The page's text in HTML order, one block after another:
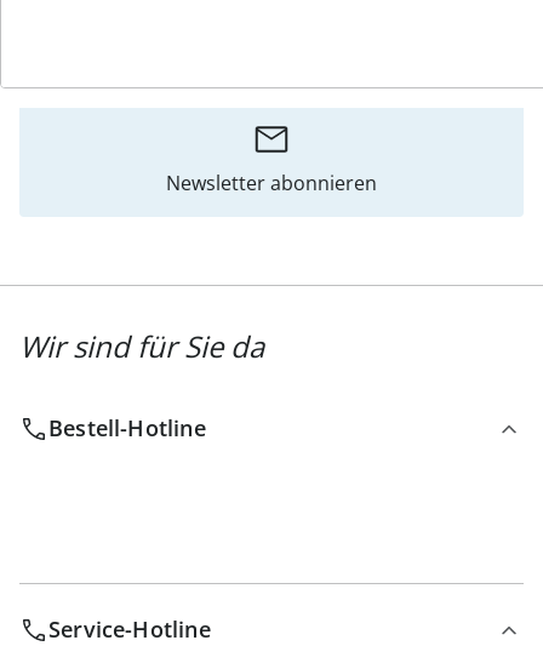
Newsletter abonnieren
Wir sind für Sie da
Bestell-Hotline
Service-Hotline